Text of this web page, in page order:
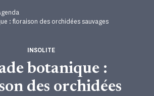
: floraison des orchidées sauvages
botanique :
des orchidées
INSOLITE